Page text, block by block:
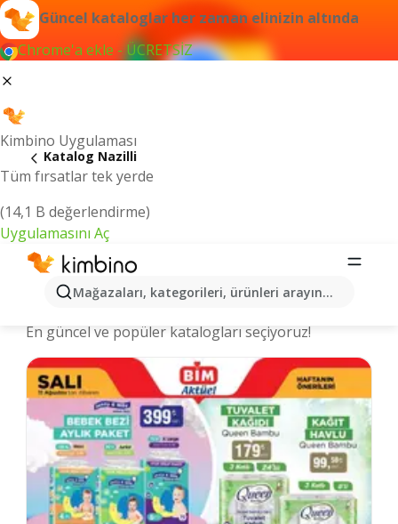
Güncel kataloglar her zaman elinizin altında
Chrome'a ekle - ÜCRETSİZ
Kimbino Uygulaması
Tüm fırsatlar tek yerde
(14,1 B değerlendirme)
Uygulamasını Aç
Mağazaları, kategorileri, ürünleri arayın...
Katalog Nazilli
Nazilli şehrinde kataloglar ve indirimli
En güncel ve popüler katalogları seçiyoruz!